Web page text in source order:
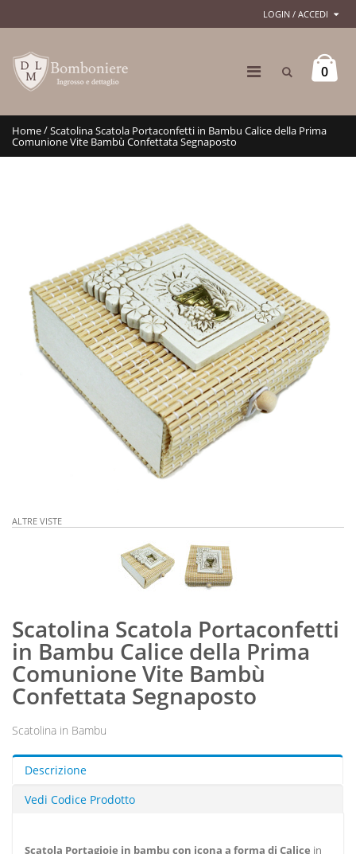
LOGIN / ACCEDI
0
Home/Scatolina Scatola Portaconfetti in Bambu Calice della Prima
Comunione Vite Bambù Confettata Segnaposto
ALTRE VISTE
Scatolina Scatola Portaconfetti
in Bambu Calice della Prima
Comunione Vite Bambù
Confettata Segnaposto
Scatolina in Bambu
Descrizione
Vedi Codice Prodotto
Scatola Portagioie in bambu con icona a forma di Calice in